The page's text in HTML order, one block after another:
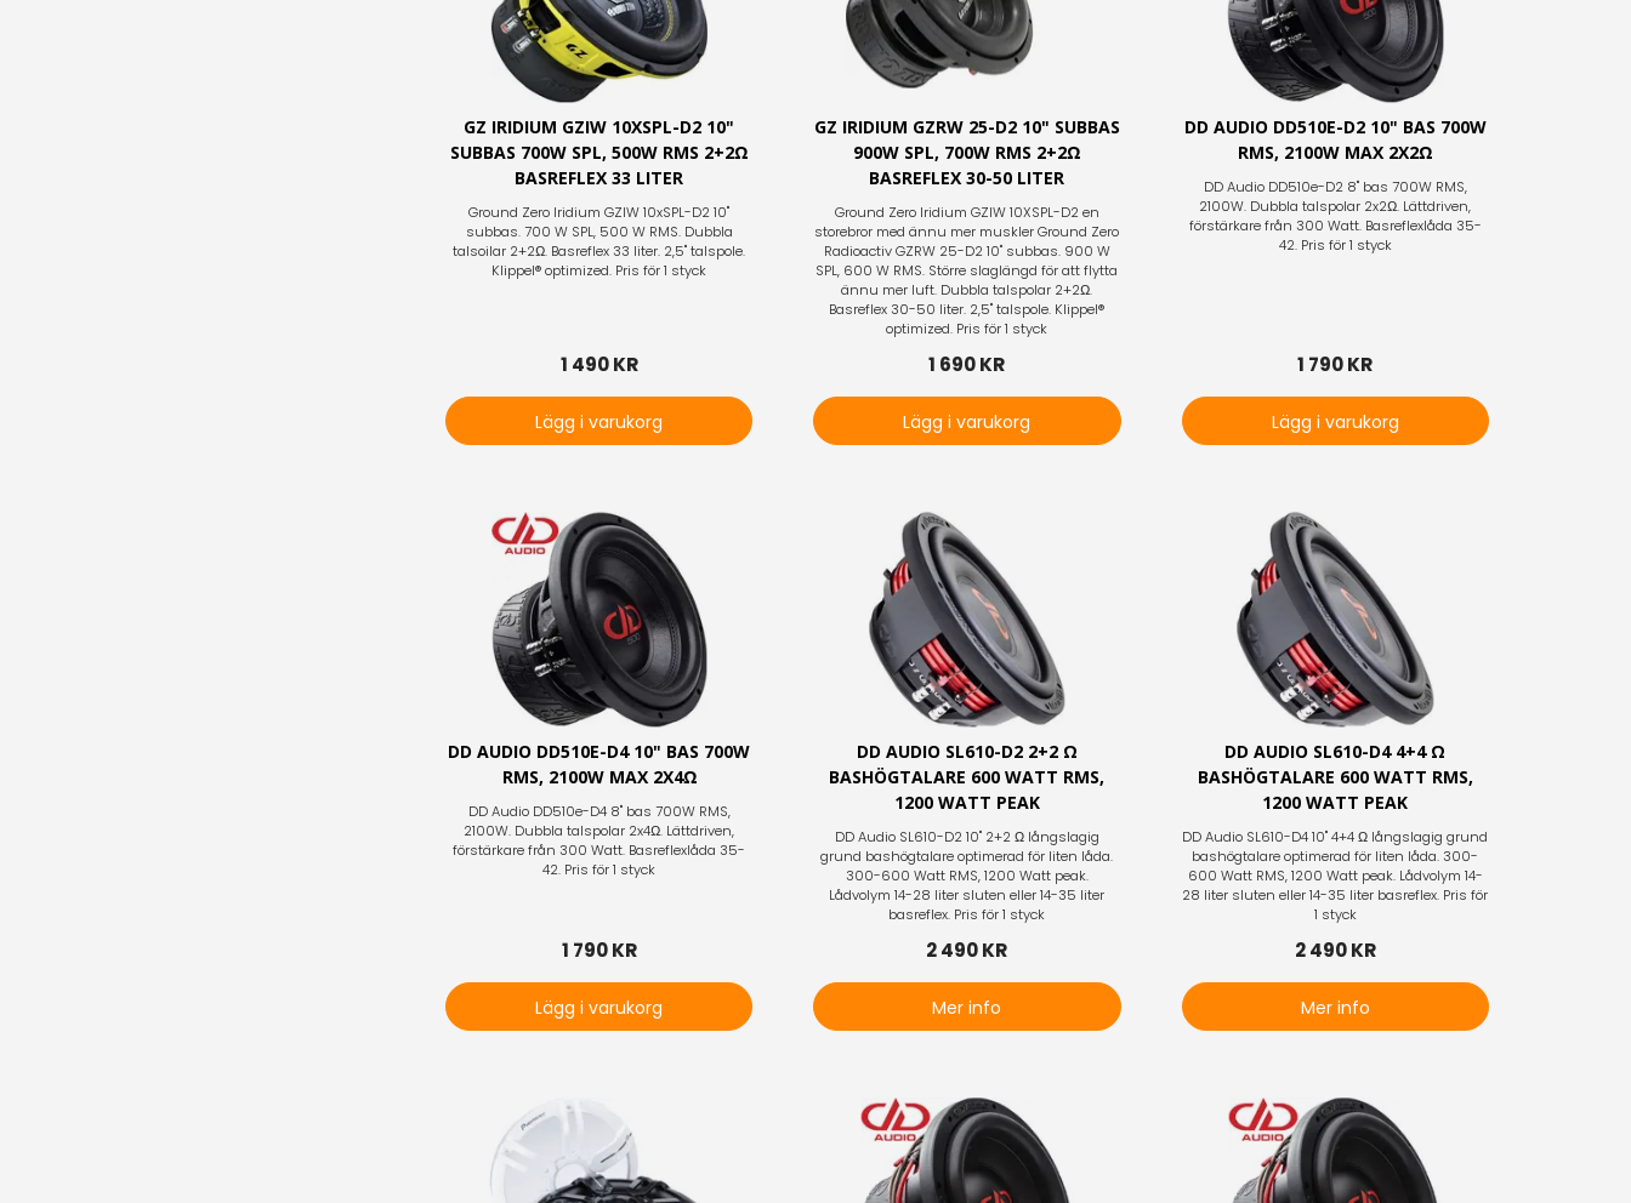
GZ IRIDIUM GZIW 10XSPL-D2 10"
SUBBAS 700W SPL, 500W RMS 2+2Ω
BASREFLEX 33 LITER
Ground Zero Iridium GZIW 10xSPL-D2 10"
subbas. 700 W SPL, 500 W RMS. Dubbla
talsoilar 2+2Ω. Basreflex 33 liter. 2,5" talspole.
Klippel® optimized. Pris för 1 styck
1 490 KR
Lägg i varukorg
GZ IRIDIUM GZRW 25-D2 10" SUBBAS
900W SPL, 700W RMS 2+2Ω
BASREFLEX 30-50 LITER
Ground Zero Iridium GZIW 10XSPL-D2 en
storebror med ännu mer muskler Ground Zero
Radioactiv GZRW 25-D2 10" subbas. 900 W
SPL, 600 W RMS. Större slaglängd för att flytta
ännu mer luft. Dubbla talspolar 2+2Ω.
Basreflex 30-50 liter. 2,5" talspole. Klippel®
optimized. Pris för 1 styck
1 690 KR
Lägg i varukorg
DD AUDIO DD510E-D2 10" BAS 700W
RMS, 2100W MAX 2X2Ω
DD Audio DD510e-D2 8" bas 700W RMS,
2100W. Dubbla talspolar 2x2Ω. Lättdriven,
förstärkare från 300 Watt. Basreflexlåda 35-
42. Pris för 1 styck
1 790 KR
Lägg i varukorg
DD AUDIO DD510E-D4 10" BAS 700W
RMS, 2100W MAX 2X4Ω
DD Audio DD510e-D4 8" bas 700W RMS,
2100W. Dubbla talspolar 2x4Ω. Lättdriven,
förstärkare från 300 Watt. Basreflexlåda 35-
42. Pris för 1 styck
1 790 KR
Lägg i varukorg
DD AUDIO SL610-D2 2+2 Ω
BASHÖGTALARE 600 WATT RMS,
1200 WATT PEAK
DD Audio SL610-D2 10" 2+2 Ω långslagig
grund bashögtalare optimerad för liten låda.
300-600 Watt RMS, 1200 Watt peak.
Lådvolym 14-28 liter sluten eller 14-35 liter
basreflex. Pris för 1 styck
2 490 KR
Mer info
DD AUDIO SL610-D4 4+4 Ω
BASHÖGTALARE 600 WATT RMS,
1200 WATT PEAK
DD Audio SL610-D4 10" 4+4 Ω långslagig grund
bashögtalare optimerad för liten låda. 300-
600 Watt RMS, 1200 Watt peak. Lådvolym 14-
28 liter sluten eller 14-35 liter basreflex. Pris för
1 styck
2 490 KR
Mer info